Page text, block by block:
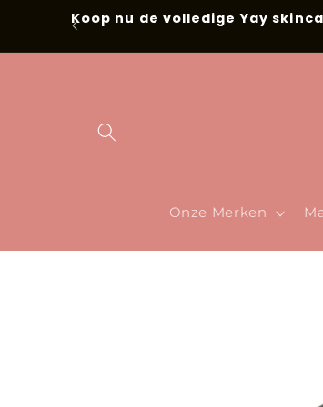
Meteen naar
de content
Koop nu de volledige Yay
Onze Merken